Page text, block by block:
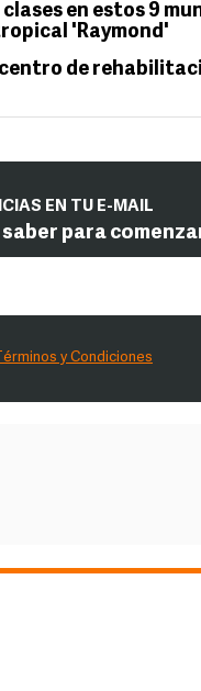
en estos 9
'Raymond'
de
EN TU E-MAIL
para
Términos y Condiciones